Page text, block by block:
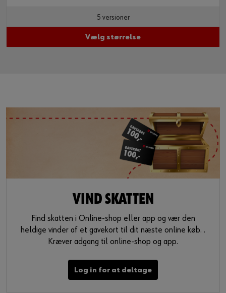
5 versioner
Vælg størrelse
VIND SKATTEN
Find skatten i Online-shop eller app og vær den
heldige vinder af et gavekort til dit næste online køb. .
Kræver adgang til online-shop og app.
Log in for at deltage